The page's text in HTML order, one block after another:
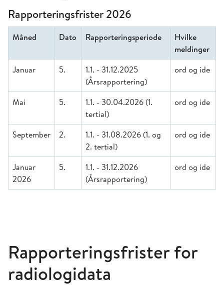
Rapporteringsfrister 2026
Måned Dato Rapporteringsperiode
Hvilke
meldinger
Januar
5.
1.1. - 31.12.2025
(Årsrapportering)
ord og ide
Mai 5.
1.1. - 30.04.2026 (1.
tertial)
ord og ide
September 2.
1.1. - 31.08.2026 (1. og
2. tertial)
ord og ide
Januar
2026
5.
1.1. - 31.12.2026
(Årsrapportering)
ord og ide
Rapporteringsfrister for
radiologidata